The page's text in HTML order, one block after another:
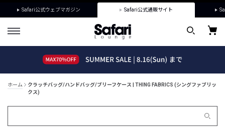
Safari公式ウェブマガジン Safari公式通販サイト
ホーム
クラッチバッグ/ハンドバッグ/ブリーフケース | THING FABRICS (シングファブリッ
クス)